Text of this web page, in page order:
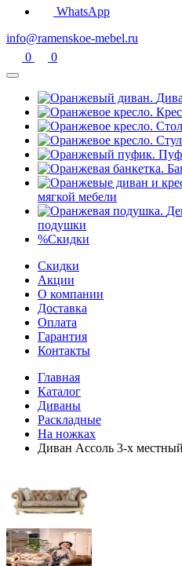
WhatsApp
info@ramenskoe-mebel.ru
0
0
мягкой мебели
подушки
%Скидки
Скидки
Акции
О компании
Доставка
Оплата
Гарантия
Контакты
Главная
Каталог
Диваны
Раскладные
На ножках
Диван Ассоль 3-х